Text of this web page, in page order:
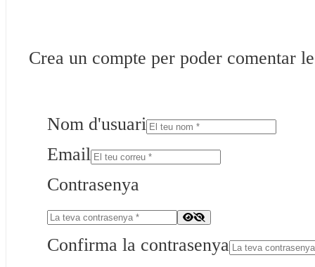
Crea un compte per poder comentar
Nom d'usuari
Email
Contrasenya
Confirma la contrasenya